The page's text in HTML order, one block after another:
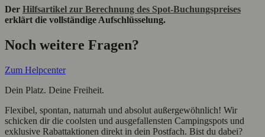
Der Hilfsartikel zur Berechnung des Spot-Buchungspreises
erklärt die vollständige Aufschlüsselung.
Noch weitere Fragen?
Zum Helpcenter
Dein Platz. Deine Freiheit.
Flexibel, spontan, naturnah und absolut außergewöhnlich! Wir
schicken dir die coolsten und ausgefallensten Campingspots und
exklusive Rabattaktionen direkt in dein Postfach. Bist du dabei?